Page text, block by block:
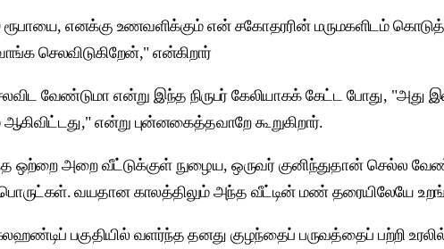
ரூபாயை, எனக்கு உணவளிக்கும் என் சகோதரரின் மருமகளிடம்
செலவிடுகிறேன்," என்கிறார்
வேண்டுமா என்று இந்த நிருபர் கேலியாகக் கேட்ட போது,
என்று புன்னகைத்தவாறே கூறுகிறார்.
அறை வீட்டுக்குள் நுழைய, ஒருவர் குனிந்துதான் செல்ல
வயதான காலத்திலும் அந்த வீட்டின் மண் தரையிலேயே
பகுதியில் வளர்ந்த தனது குழந்தைப் பருவத்தைப் பற்றி